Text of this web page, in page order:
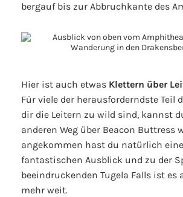
bergauf bis zur Abbruchkante des
Hier ist auch etwas Klettern über
Für viele der herausforderndste Teil
dir die Leitern zu wild sind, kannst
anderen Weg über Beacon Buttress
angekommen hast du natürlich
fantastischen Ausblick und zu der
beeindruckenden Tugela Falls ist es
mehr weit.